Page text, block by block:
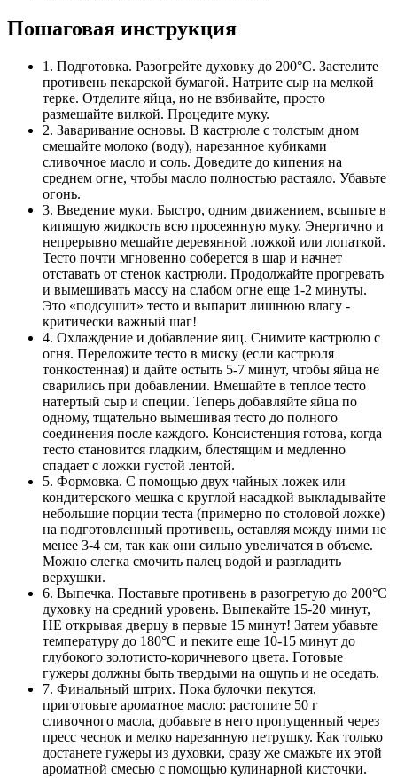
Пошаговая инструкция
1. Подготовка. Разогрейте духовку до 200°C. Застелите
противень пекарской бумагой. Натрите сыр на мелкой
терке. Отделите яйца, но не взбивайте, просто
размешайте вилкой. Процедите муку.
2. Заваривание основы. В кастрюле с толстым дном
смешайте молоко (воду), нарезанное кубиками
сливочное масло и соль. Доведите до кипения на
среднем огне, чтобы масло полностью растаяло. Убавьте
огонь.
3. Введение муки. Быстро, одним движением, всыпьте в
кипящую жидкость всю просеянную муку. Энергично и
непрерывно мешайте деревянной ложкой или лопаткой.
Тесто почти мгновенно соберется в шар и начнет
отставать от стенок кастрюли. Продолжайте прогревать
и вымешивать массу на слабом огне еще 1-2 минуты.
Это «подсушит» тесто и выпарит лишнюю влагу -
критически важный шаг!
4. Охлаждение и добавление яиц. Снимите кастрюлю с
огня. Переложите тесто в миску (если кастрюля
тонкостенная) и дайте остыть 5-7 минут, чтобы яйца не
сварились при добавлении. Вмешайте в теплое тесто
натертый сыр и специи. Теперь добавляйте яйца по
одному, тщательно вымешивая тесто до полного
соединения после каждого. Консистенция готова, когда
тесто становится гладким, блестящим и медленно
спадает с ложки густой лентой.
5. Формовка. С помощью двух чайных ложек или
кондитерского мешка с круглой насадкой выкладывайте
небольшие порции теста (примерно по столовой ложке)
на подготовленный противень, оставляя между ними не
менее 3-4 см, так как они сильно увеличатся в объеме.
Можно слегка смочить палец водой и разгладить
верхушки.
6. Выпечка. Поставьте противень в разогретую до 200°C
духовку на средний уровень. Выпекайте 15-20 минут,
НЕ открывая дверцу в первые 15 минут! Затем убавьте
температуру до 180°C и пеките еще 10-15 минут до
глубокого золотисто-коричневого цвета. Готовые
гужеры должны быть твердыми на ощупь и не оседать.
7. Финальный штрих. Пока булочки пекутся,
приготовьте ароматное масло: растопите 50 г
сливочного масла, добавьте в него пропущенный через
пресс чеснок и мелко нарезанную петрушку. Как только
достанете гужеры из духовки, сразу же смажьте их этой
ароматной смесью с помощью кулинарной кисточки.